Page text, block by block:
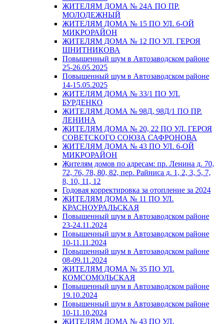
ЖИТЕЛЯМ ДОМА № 24А ПО ПР.
МОЛОДЕЖНЫЙ
ЖИТЕЛЯМ ДОМА № 15 ПО УЛ. 6-ОЙ
МИКРОРАЙОН
ЖИТЕЛЯМ ДОМА № 12 ПО УЛ. ГЕРОЯ
ШНИТНИКОВА
Повышенный шум в Автозаводском районе
25-26.05.2025
Повышенный шум в Автозаводском районе
14-15.05.2025
ЖИТЕЛЯМ ДОМА № 33/1 ПО УЛ.
БУРДЕНКО
ЖИТЕЛЯМ ДОМА № 98Д, 98Д/1 ПО ПР.
ЛЕНИНА
ЖИТЕЛЯМ ДОМА № 20, 22 ПО УЛ. ГЕРОЯ
СОВЕТСКОГО СОЮЗА САФРОНОВА
ЖИТЕЛЯМ ДОМА № 43 ПО УЛ. 6-ОЙ
МИКРОРАЙОН
Жителям домов по адресам: пр. Ленина д. 70,
72, 76, 78, 80, 82, пер. Райниса д. 1, 2, 3, 5, 7,
8, 10, 11, 12
Годовая корректировка за отопление за 2024
ЖИТЕЛЯМ ДОМА № 11 ПО УЛ.
КРАСНОУРАЛЬСКАЯ
Повышенный шум в Автозаводском районе
23-24.11.2024
Повышенный шум в Автозаводском районе
10-11.11.2024
Повышенный шум в Автозаводском районе
08-09.11.2024
ЖИТЕЛЯМ ДОМА № 35 ПО УЛ.
КОМСОМОЛЬСКАЯ
Повышенный шум в Автозаводском районе
19.10.2024
Повышенный шум в Автозаводском районе
10-11.10.2024
ЖИТЕЛЯМ ДОМА № 43 ПО УЛ.